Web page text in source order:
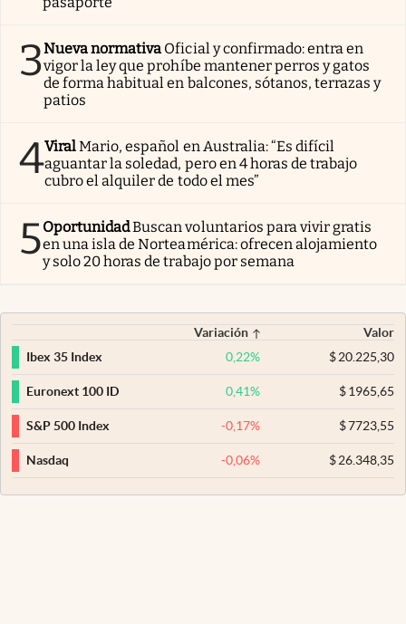
3Nueva normativa Oficial y confirmado: entra en
vigor la ley que prohíbe mantener perros y gatos
de forma habitual en balcones, sótanos, terrazas y
patios
4ViralMario, español en Australia: “Es difícil
aguantar la soledad, pero en 4 horas de trabajo
cubro el alquiler de todo el mes”
5OportunidadBuscan voluntarios para vivir gratis
en una isla de Norteamérica: ofrecen alojamiento
y solo 20 horas de trabajo por semana
Variación
Valor
Ibex 35 Index
0,22% $20.225,30
Euronext 100 ID 0,41% $1965,65
S&P 500 Index -0,17% $7723,55
Nasdaq -0,06% $26.348,35